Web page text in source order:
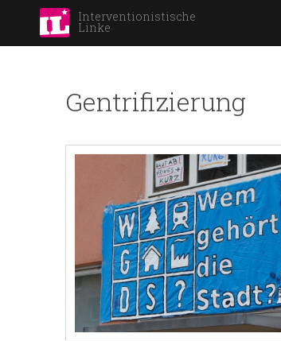
Interventionistische
Linke
Gentrifizierung